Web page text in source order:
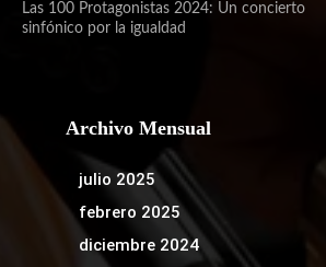
Las 100 Protagonistas 2024: Un concierto
sinfónico por la igualdad
Archivo Mensual
julio 2025
febrero 2025
diciembre 2024